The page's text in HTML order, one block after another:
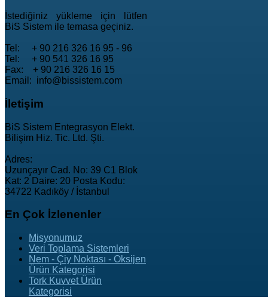
İstediğiniz yükleme için lütfen
BiS Sistem ile temasa geçiniz.
Tel: + 90 216 326 16 95 - 96
Tel: + 90 541 326 16 95
Fax: + 90 216 326 16 15
Email: info@bissistem.com
İletişim
BiS Sistem Entegrasyon Elekt.
Bilişim Hiz. Tic. Ltd. Şti.
Adres:
Uzunçayır Cad. No: 39 C1 Blok
Kat: 2 Daire: 20 Posta Kodu:
34722 Kadıköy / İstanbul
En Çok İzlenenler
Misyonumuz
Veri Toplama Sistemleri
Nem - Çiy Noktası - Oksijen
Ürün Kategorisi
Tork Kuvvet Ürün
Kategorisi